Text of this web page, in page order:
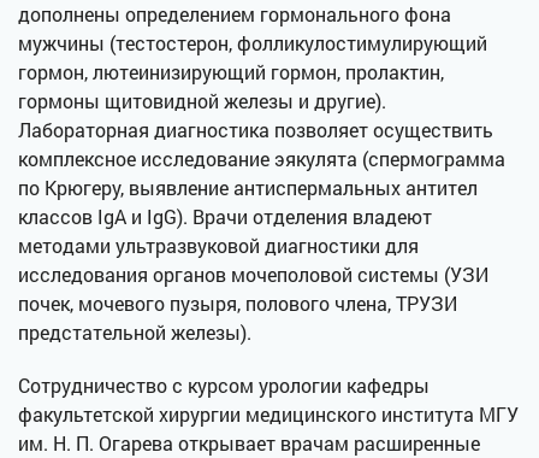
дополнены определением гормонального фона
мужчины (тестостерон, фолликулостимулирующий
гормон, лютеинизирующий гормон, пролактин,
гормоны щитовидной железы и другие).
Лабораторная диагностика позволяет осуществить
комплексное исследование эякулята (спермограмма
по Крюгеру, выявление антиспермальных антител
классов IgA и IgG). Врачи отделения владеют
методами ультразвуковой диагностики для
исследования органов мочеполовой системы (УЗИ
почек, мочевого пузыря, полового члена, ТРУЗИ
предстательной железы).
Сотрудничество с курсом урологии кафедры
факультетской хирургии медицинского института МГУ
им. Н. П. Огарева открывает врачам расширенные